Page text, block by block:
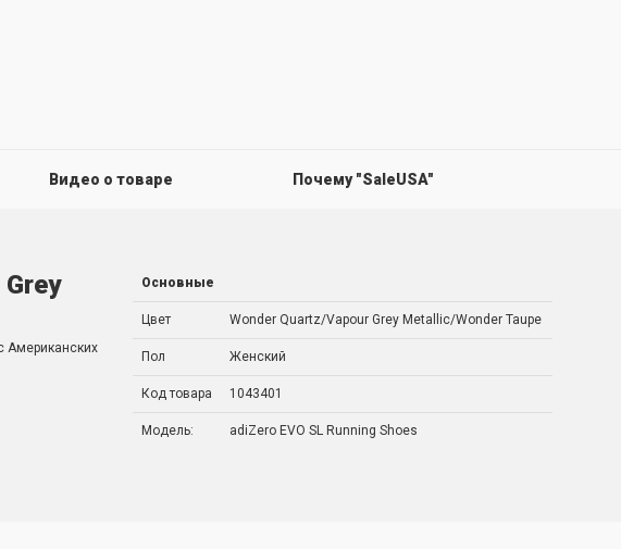
Видео о товаре Почему "SaleUSA"
Американских
Основные
Цвет Wonder Quartz/Vapour Grey Metallic/Wonder Taupe
Пол Женский
Код товара 1043401
Модель: adiZero EVO SL Running Shoes